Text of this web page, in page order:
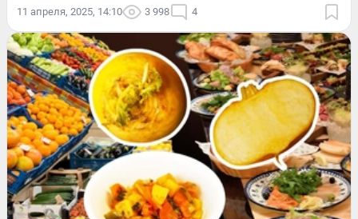
11 апреля, 2025, 14:10 3 998 4